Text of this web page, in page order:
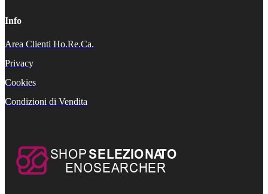
Info
Area Clienti Ho.Re.Ca.
Privacy
Cookies
Condizioni di Vendita